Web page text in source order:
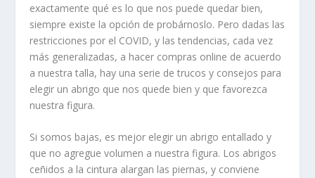
exactamente qué es lo que nos puede quedar bien,
siempre existe la opción de probárnoslo. Pero dadas las
restricciones por el COVID, y las tendencias, cada vez
más generalizadas, a hacer compras online de acuerdo
a nuestra talla, hay una serie de trucos y consejos para
elegir un abrigo que nos quede bien y que favorezca
nuestra figura.
Si somos bajas, es mejor elegir un abrigo entallado y
que no agregue volumen a nuestra figura. Los abrigos
ceñidos a la cintura alargan las piernas, y conviene